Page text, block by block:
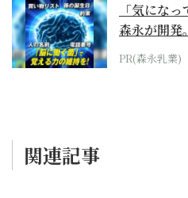
「気にな
森永が開発
PR(森永乳業)
関連記事